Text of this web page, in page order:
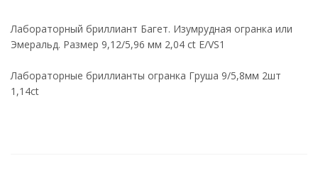
Лабораторный бриллиант Багет. Изумрудная огранка или
Эмеральд. Размер 9,12/5,96 мм 2,04 ct Е/VS1
Лабораторные бриллианты огранка Груша 9/5,8мм 2шт
1,14ct